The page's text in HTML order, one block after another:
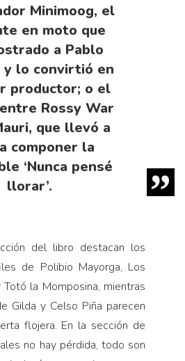
Minimoog, el
en moto que
a Pablo
y lo convirtió en
productor; o el
Rossy War
que llevó a
componer la
‘Nunca pensé
llorar’.
del libro destacan los
de Polibio Mayorga, Los
la Momposina, mientras
Gilda y Celso Piña parecen
flojera. En la sección de
no hay pérdida, todo son